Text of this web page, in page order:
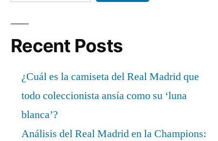
Recent Posts
¿Cuál es la camiseta del Real Madrid que
todo coleccionista ansía como su ‘luna
blanca’?
Análisis del Real Madrid en la Champions: